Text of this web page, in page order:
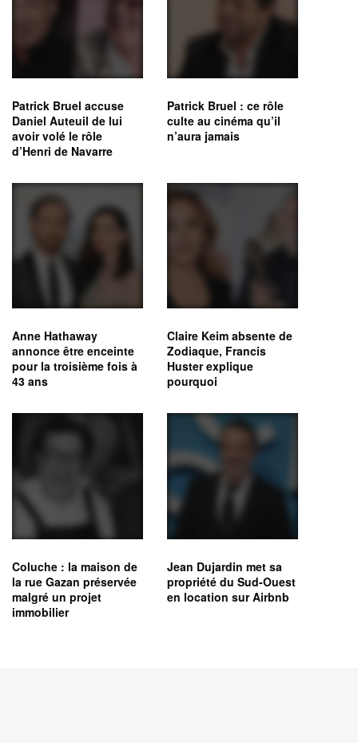
Patrick Bruel accuse
Daniel Auteuil de lui
avoir volé le rôle
d’Henri de Navarre
Patrick Bruel : ce rôle
culte au cinéma qu’il
n’aura jamais
Anne Hathaway
annonce être enceinte
pour la troisième fois à
43 ans
Claire Keim absente de
Zodiaque, Francis
Huster explique
pourquoi
Coluche : la maison de
la rue Gazan préservée
malgré un projet
immobilier
Jean Dujardin met sa
propriété du Sud-Ouest
en location sur Airbnb